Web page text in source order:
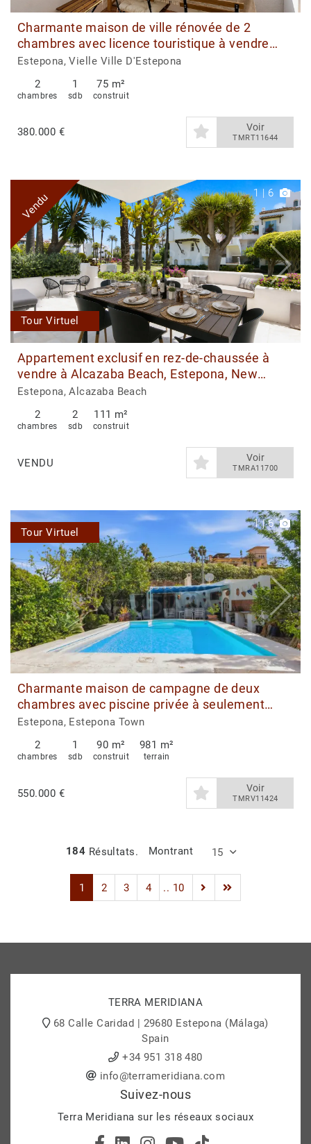
Charmante maison de ville rénovée de 2
chambres avec licence touristique à vendre
dans la vieille ville d’Estepona
Estepona, Vielle Ville D'Estepona
2
chambres
1
sdb
75 m²
construit
380.000 € Voir
TMRT11644
Vendu 1|6
Tour Virtuel
Appartement exclusif en rez-de-chaussée à
vendre à Alcazaba Beach, Estepona, New
Golden Mile
Estepona, Alcazaba Beach
2
chambres
2
sdb
111 m²
construit
VENDU Voir
TMRA11700
1|6
Tour Virtuel
Charmante maison de campagne de deux
chambres avec piscine privée à seulement
quelques minutes de la ville
Estepona, Estepona Town
2
chambres
1
sdb
90 m²
construit
981 m²
terrain
550.000 € Voir
TMRV11424
184 Résultats. Montrant 15
1 2 3 4 .. 10
TERRA MERIDIANA
68 Calle Caridad | 29680 Estepona (Málaga)
Spain
+34 951 318 480
info@terrameridiana.com
Suivez-nous
Terra Meridiana sur les réseaux sociaux